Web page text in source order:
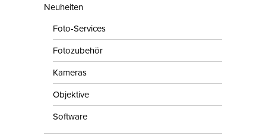
Neuheiten
Foto-Services
Fotozubehör
Kameras
Objektive
Software